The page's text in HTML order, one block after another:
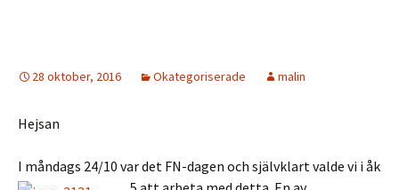
Hejsan
I måndags 24/10 var det FN-dagen och självklart valde vi i åk
aktiviteterna eleverna fick arbeta med